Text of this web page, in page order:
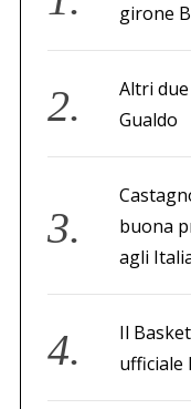
girone
Altri
Gualdo
buona
agli
Il
ufficiale